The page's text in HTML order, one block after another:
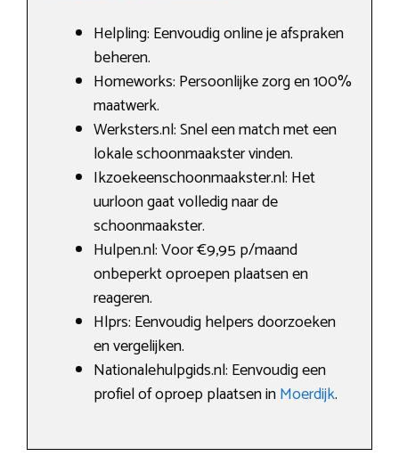
Helpling: Eenvoudig online je afspraken
beheren.
Homeworks: Persoonlijke zorg en 100%
maatwerk.
Werksters.nl: Snel een match met een
lokale schoonmaakster vinden.
Ikzoekeenschoonmaakster.nl: Het
uurloon gaat volledig naar de
schoonmaakster.
Hulpen.nl: Voor €9,95 p/maand
onbeperkt oproepen plaatsen en
reageren.
Hlprs: Eenvoudig helpers doorzoeken
en vergelijken.
Nationalehulpgids.nl: Eenvoudig een
profiel of oproep plaatsen inMoerdijk.